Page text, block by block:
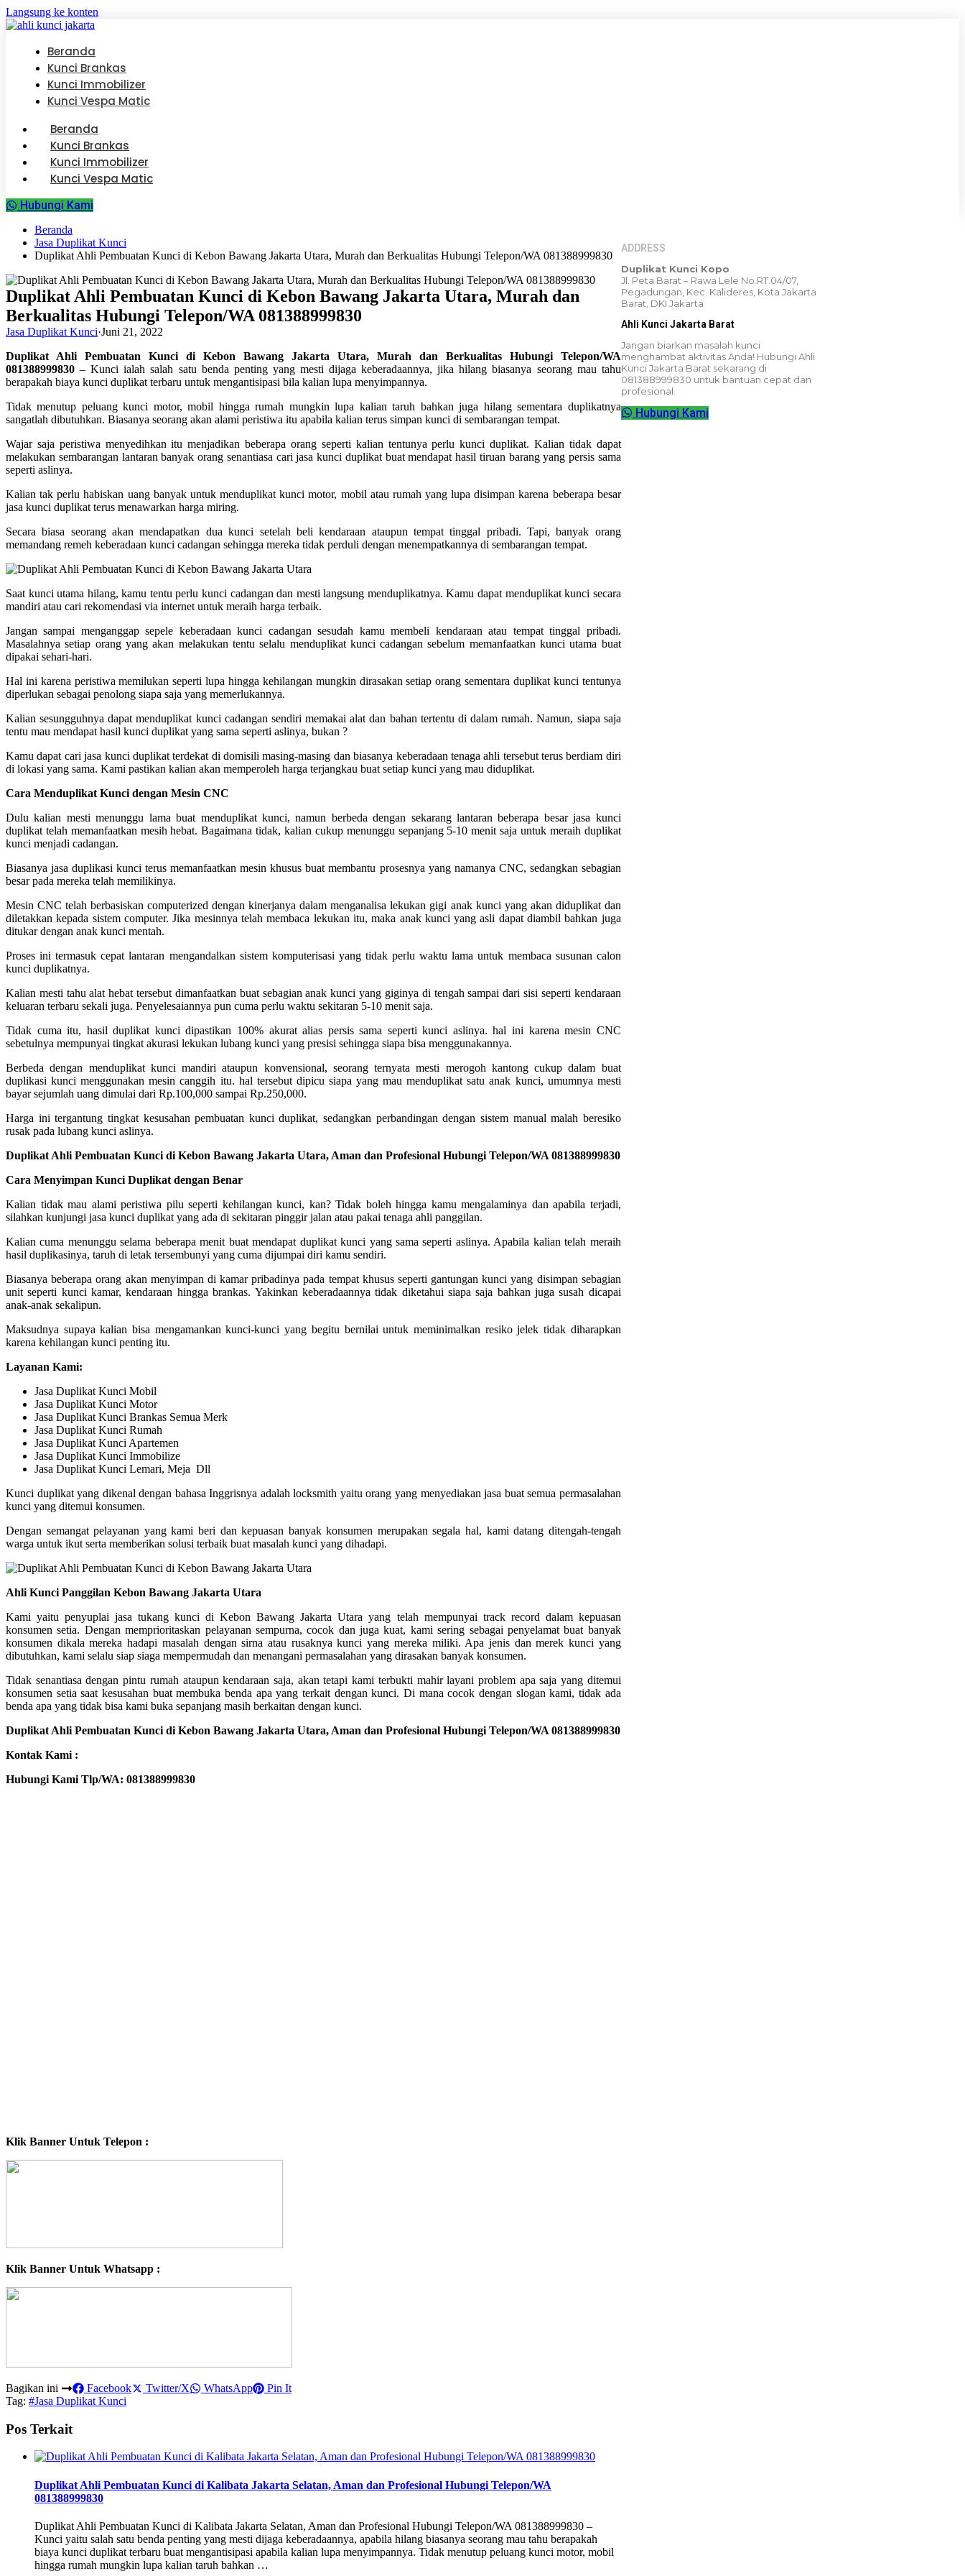
Langsung ke konten
Beranda
Kunci Brankas
Kunci Immobilizer
Kunci Vespa Matic
Beranda
Kunci Brankas
Kunci Immobilizer
Kunci Vespa Matic
Hubungi Kami
Beranda
Jasa Duplikat Kunci
Duplikat Ahli Pembuatan Kunci di Kebon Bawang Jakarta Utara, Murah dan Berkualitas Hubungi Telepon/WA 081388999830
Duplikat Ahli Pembuatan Kunci di Kebon Bawang Jakarta Utara, Murah dan
Berkualitas Hubungi Telepon/WA 081388999830
Jasa Duplikat Kunci·Juni 21, 2022
Duplikat Ahli Pembuatan Kunci di Kebon Bawang Jakarta Utara, Murah dan Berkualitas Hubungi Telepon/WA
081388999830 – Kunci ialah salah satu benda penting yang mesti dijaga keberadaannya, jika hilang biasanya seorang mau tahu
berapakah biaya kunci duplikat terbaru untuk mengantisipasi bila kalian lupa menyimpannya.
Tidak menutup peluang kunci motor, mobil hingga rumah mungkin lupa kalian taruh bahkan juga hilang sementara duplikatnya
sangatlah dibutuhkan. Biasanya seorang akan alami peristiwa itu apabila kalian terus simpan kunci di sembarangan tempat.
Wajar saja peristiwa menyedihkan itu menjadikan beberapa orang seperti kalian tentunya perlu kunci duplikat. Kalian tidak dapat
melakukan sembarangan lantaran banyak orang senantiasa cari jasa kunci duplikat buat mendapat hasil tiruan barang yang persis sama
seperti aslinya.
Kalian tak perlu habiskan uang banyak untuk menduplikat kunci motor, mobil atau rumah yang lupa disimpan karena beberapa besar
jasa kunci duplikat terus menawarkan harga miring.
Secara biasa seorang akan mendapatkan dua kunci setelah beli kendaraan ataupun tempat tinggal pribadi. Tapi, banyak orang
memandang remeh keberadaan kunci cadangan sehingga mereka tidak perduli dengan menempatkannya di sembarangan tempat.
Saat kunci utama hilang, kamu tentu perlu kunci cadangan dan mesti langsung menduplikatnya. Kamu dapat menduplikat kunci secara
mandiri atau cari rekomendasi via internet untuk meraih harga terbaik.
Jangan sampai menganggap sepele keberadaan kunci cadangan sesudah kamu membeli kendaraan atau tempat tinggal pribadi.
Masalahnya setiap orang yang akan melakukan tentu selalu menduplikat kunci cadangan sebelum memanfaatkan kunci utama buat
dipakai sehari-hari.
Hal ini karena peristiwa memilukan seperti lupa hingga kehilangan mungkin dirasakan setiap orang sementara duplikat kunci tentunya
diperlukan sebagai penolong siapa saja yang memerlukannya.
Kalian sesungguhnya dapat menduplikat kunci cadangan sendiri memakai alat dan bahan tertentu di dalam rumah. Namun, siapa saja
tentu mau mendapat hasil kunci duplikat yang sama seperti aslinya, bukan ?
Kamu dapat cari jasa kunci duplikat terdekat di domisili masing-masing dan biasanya keberadaan tenaga ahli tersebut terus berdiam diri
di lokasi yang sama. Kami pastikan kalian akan memperoleh harga terjangkau buat setiap kunci yang mau diduplikat.
Cara Menduplikat Kunci dengan Mesin CNC
Dulu kalian mesti menunggu lama buat menduplikat kunci, namun berbeda dengan sekarang lantaran beberapa besar jasa kunci
duplikat telah memanfaatkan mesih hebat. Bagaimana tidak, kalian cukup menunggu sepanjang 5-10 menit saja untuk meraih duplikat
kunci menjadi cadangan.
Biasanya jasa duplikasi kunci terus memanfaatkan mesin khusus buat membantu prosesnya yang namanya CNC, sedangkan sebagian
besar pada mereka telah memilikinya.
Mesin CNC telah berbasiskan computerized dengan kinerjanya dalam menganalisa lekukan gigi anak kunci yang akan diduplikat dan
diletakkan kepada sistem computer. Jika mesinnya telah membaca lekukan itu, maka anak kunci yang asli dapat diambil bahkan juga
ditukar dengan anak kunci mentah.
Proses ini termasuk cepat lantaran mengandalkan sistem komputerisasi yang tidak perlu waktu lama untuk membaca susunan calon
kunci duplikatnya.
Kalian mesti tahu alat hebat tersebut dimanfaatkan buat sebagian anak kunci yang giginya di tengah sampai dari sisi seperti kendaraan
keluaran terbaru sekali juga. Penyelesaiannya pun cuma perlu waktu sekitaran 5-10 menit saja.
Tidak cuma itu, hasil duplikat kunci dipastikan 100% akurat alias persis sama seperti kunci aslinya. hal ini karena mesin CNC
sebetulnya mempunyai tingkat akurasi lekukan lubang kunci yang presisi sehingga siapa bisa menggunakannya.
Berbeda dengan menduplikat kunci mandiri ataupun konvensional, seorang ternyata mesti merogoh kantong cukup dalam buat
duplikasi kunci menggunakan mesin canggih itu. hal tersebut dipicu siapa yang mau menduplikat satu anak kunci, umumnya mesti
bayar sejumlah uang dimulai dari Rp.100,000 sampai Rp.250,000.
Harga ini tergantung tingkat kesusahan pembuatan kunci duplikat, sedangkan perbandingan dengan sistem manual malah beresiko
rusak pada lubang kunci aslinya.
Duplikat Ahli Pembuatan Kunci di Kebon Bawang Jakarta Utara, Aman dan Profesional Hubungi Telepon/WA 081388999830
Cara Menyimpan Kunci Duplikat dengan Benar
Kalian tidak mau alami peristiwa pilu seperti kehilangan kunci, kan? Tidak boleh hingga kamu mengalaminya dan apabila terjadi,
silahkan kunjungi jasa kunci duplikat yang ada di sekitaran pinggir jalan atau pakai tenaga ahli panggilan.
Kalian cuma menunggu selama beberapa menit buat mendapat duplikat kunci yang sama seperti aslinya. Apabila kalian telah meraih
hasil duplikasinya, taruh di letak tersembunyi yang cuma dijumpai diri kamu sendiri.
Biasanya beberapa orang akan menyimpan di kamar pribadinya pada tempat khusus seperti gantungan kunci yang disimpan sebagian
unit seperti kunci kamar, kendaraan hingga brankas. Yakinkan keberadaannya tidak diketahui siapa saja bahkan juga susah dicapai
anak-anak sekalipun.
Maksudnya supaya kalian bisa mengamankan kunci-kunci yang begitu bernilai untuk meminimalkan resiko jelek tidak diharapkan
karena kehilangan kunci penting itu.
Layanan Kami:
Jasa Duplikat Kunci Mobil
Jasa Duplikat Kunci Motor
Jasa Duplikat Kunci Brankas Semua Merk
Jasa Duplikat Kunci Rumah
Jasa Duplikat Kunci Apartemen
Jasa Duplikat Kunci Immobilize
Jasa Duplikat Kunci Lemari, Meja Dll
Kunci duplikat yang dikenal dengan bahasa Inggrisnya adalah locksmith yaitu orang yang menyediakan jasa buat semua permasalahan
kunci yang ditemui konsumen.
Dengan semangat pelayanan yang kami beri dan kepuasan banyak konsumen merupakan segala hal, kami datang ditengah-tengah
warga untuk ikut serta memberikan solusi terbaik buat masalah kunci yang dihadapi.
Ahli Kunci Panggilan Kebon Bawang Jakarta Utara
Kami yaitu penyuplai jasa tukang kunci di Kebon Bawang Jakarta Utara yang telah mempunyai track record dalam kepuasan
konsumen setia. Dengan memprioritaskan pelayanan sempurna, cocok dan juga kuat, kami sering sebagai penyelamat buat banyak
konsumen dikala mereka hadapi masalah dengan sirna atau rusaknya kunci yang mereka miliki. Apa jenis dan merek kunci yang
dibutuhkan, kami selalu siap siaga mempermudah dan menangani permasalahan yang dirasakan banyak konsumen.
Tidak senantiasa dengan pintu rumah ataupun kendaraan saja, akan tetapi kami terbukti mahir layani problem apa saja yang ditemui
konsumen setia saat kesusahan buat membuka benda apa yang terkait dengan kunci. Di mana cocok dengan slogan kami, tidak ada
benda apa yang tidak bisa kami buka sepanjang masih berkaitan dengan kunci.
Duplikat Ahli Pembuatan Kunci di Kebon Bawang Jakarta Utara, Aman dan Profesional Hubungi Telepon/WA 081388999830
Kontak Kami :
Hubungi Kami Tlp/WA: 081388999830
Klik Banner Untuk Telepon :
Klik Banner Untuk Whatsapp :
Bagikan ini Facebook Twitter/X WhatsApp
Pin It
Tag: #Jasa Duplikat Kunci
Pos Terkait
Duplikat Ahli Pembuatan Kunci di Kalibata Jakarta Selatan, Aman dan Profesional Hubungi Telepon/WA
081388999830
Duplikat Ahli Pembuatan Kunci di Kalibata Jakarta Selatan, Aman dan Profesional Hubungi Telepon/WA 081388999830 –
Kunci yaitu salah satu benda penting yang mesti dijaga keberadaannya, apabila hilang biasanya seorang mau tahu berapakah
biaya kunci duplikat terbaru buat mengantisipasi apabila kalian lupa menyimpannya. Tidak menutup peluang kunci motor, mobil
hingga rumah mungkin lupa kalian taruh bahkan …
ADDRESS
Duplikat Kunci Kopo
Jl. Peta Barat – Rawa Lele No.RT.04/07,
Pegadungan, Kec. Kalideres, Kota Jakarta
Barat, DKI Jakarta
Ahli Kunci Jakarta Barat
Jangan biarkan masalah kunci
menghambat aktivitas Anda! Hubungi Ahli
Kunci Jakarta Barat sekarang di
081388999830 untuk bantuan cepat dan
profesional.
Hubungi Kami